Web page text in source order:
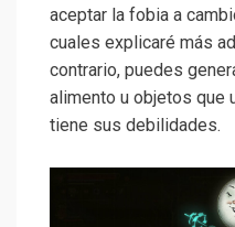
aceptar la fobia a
cuales explicaré más
contrario, puedes
alimento u objetos que
tiene sus debilidades.